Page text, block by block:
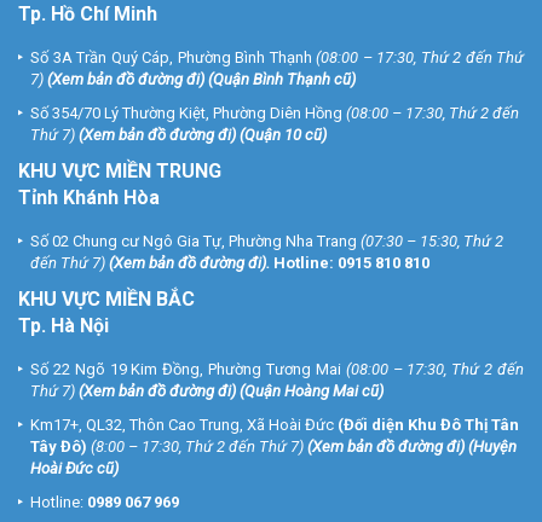
Tp. Hồ Chí Minh
Số 3A Trần Quý Cáp, Phường Bình Thạnh (08:00 – 17:30, Thứ 2 đến Thứ
7) (Xem bản đồ đường đi) (Quận Bình Thạnh cũ)
Số 354/70 Lý Thường Kiệt, Phường Diên Hồng (08:00 – 17:30, Thứ 2 đến
Thứ 7) (Xem bản đồ đường đi) (Quận 10 cũ)
KHU VỰC MIỀN TRUNG
Tỉnh Khánh Hòa
Số 02 Chung cư Ngô Gia Tự, Phường Nha Trang (07:30 – 15:30, Thứ 2
đến Thứ 7) (Xem bản đồ đường đi). Hotline: 0915 810 810
KHU VỰC MIỀN BẮC
Tp. Hà Nội
Số 22 Ngõ 19 Kim Đồng, Phường Tương Mai (08:00 – 17:30, Thứ 2 đến
Thứ 7) (Xem bản đồ đường đi) (Quận Hoàng Mai cũ)
Km17+, QL32, Thôn Cao Trung, Xã Hoài Đức (Đối diện Khu Đô Thị Tân
Tây Đô) (8:00 – 17:30, Thứ 2 đến Thứ 7) (Xem bản đồ đường đi) (Huyện
Hoài Đức cũ)
Hotline: 0989 067 969